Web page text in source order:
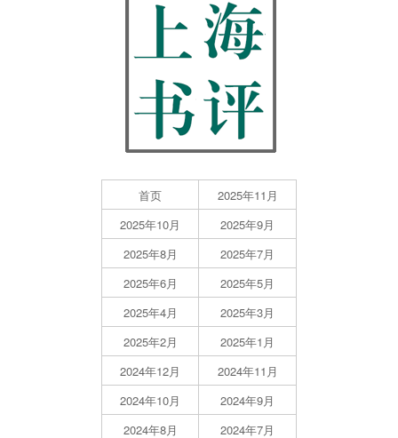
首页
2025年11月
2025年10月
2025年9月
2025年8月
2025年7月
2025年6月
2025年5月
2025年4月
2025年3月
2025年2月
2025年1月
2024年12月
2024年11月
2024年10月
2024年9月
2024年8月
2024年7月